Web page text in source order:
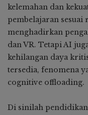
kelemahan dan
pembelajaran sesuai
menghadirkan
dan VR. Tetapi AI
kehilangan daya
tersedia, fenomena
cognitive offloading.
Di sinilah